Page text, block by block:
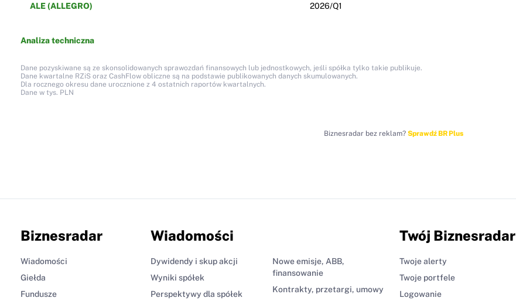
ALE (ALLEGRO) 2026/Q1
Analiza techniczna
Dane pozyskiwane są ze skonsolidowanych sprawozdań finansowych lub jednostkowych, jeśli spółka tylko takie publikuje.
Dane kwartalne RZiS oraz CashFlow obliczne są na podstawie publikowanych danych skumulowanych.
Dla rocznego okresu dane urocznione z 4 ostatnich raportów kwartalnych.
Dane w tys. PLN
Biznesradar bez reklam? Sprawdź BR Plus
Biznesradar
Wiadomości
Giełda
Fundusze
Wiadomości
Dywidendy i skup akcji
Wyniki spółek
Perspektywy dla spółek
Nowe emisje, ABB,
finansowanie
Kontrakty, przetargi, umowy
Twój Biznesradar
Twoje alerty
Twoje portfele
Logowanie